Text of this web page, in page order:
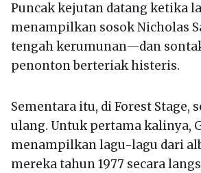
Puncak kejutan datang ketika
menampilkan sosok Nicholas
tengah kerumunan—dan
penonton berteriak histeris.
Sementara itu, di Forest Stage,
ulang. Untuk pertama kalinya,
menampilkan lagu-lagu dari
mereka tahun 1977 secara